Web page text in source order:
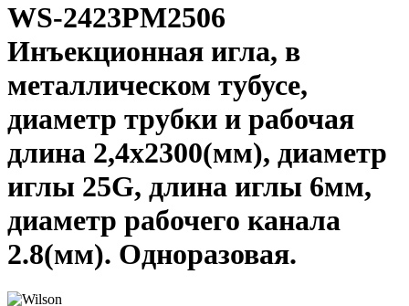
WS-2423РM2506
Инъекционная игла, в
металлическом тубусе,
диаметр трубки и рабочая
длина 2,4х2300(мм), диаметр
иглы 25G, длина иглы 6мм,
диаметр рабочего канала
2.8(мм). Одноразовая.